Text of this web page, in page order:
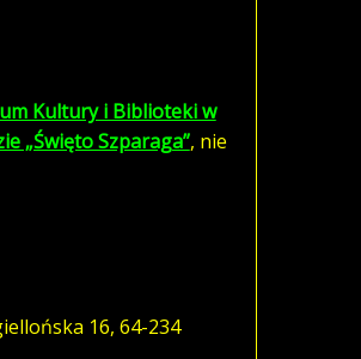
Kultury i Biblioteki w
„Święto Szparaga”, nie
16, 64-234